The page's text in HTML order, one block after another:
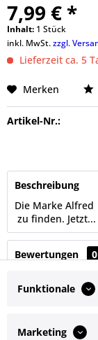
7,99 € *
Inhalt: 1 Stück
inkl. MwSt.zzgl.
Lieferzeit ca. 5
Merken
Artikel-Nr.:
Beschreibung
Die Marke
zu finden. Jetzt...
Bewertungen
0
Funktionale
Marketing